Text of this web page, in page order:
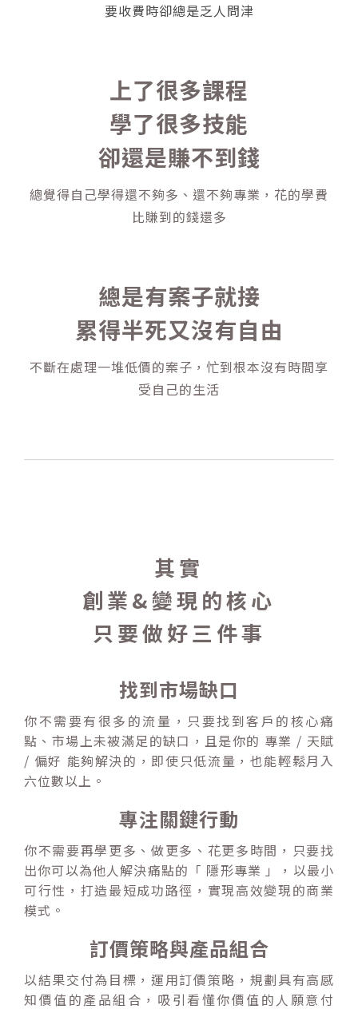
要收費時卻總是乏人問津
上了很多課程
學了很多技能
卻還是賺不到錢
總覺得自己學得還不夠多、還不夠專業，花的學費
比賺到的錢還多
總是有案子就接
累得半死又沒有自由
不斷在處理一堆低價的案子，忙到根本沒有時間享
受自己的生活
其實
創業&變現的核心
只要做好三件事
找到市場缺口
你不需要有很多的流量，只要找到客戶的核心痛
點、市場上未被滿足的缺口，且是你的 專業 / 天賦
/ 偏好 能夠解決的，即使只低流量，也能輕鬆月入
六位數以上。
專注關鍵行動
你不需要再學更多、做更多、花更多時間，只要找
出你可以為他人解決痛點的「 隱形專業 」，以最小
可行性，打造最短成功路徑，實現高效變現的商業
模式。
訂價策略與產品組合
以結果交付為目標，運用訂價策略，規劃具有高感
知價值的產品組合，吸引看懂你價值的人願意付